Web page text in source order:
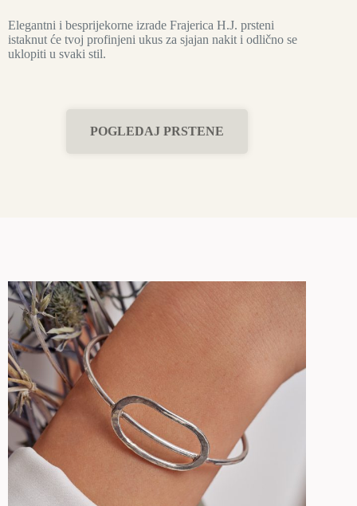
Elegantni i besprijekorne izrade Frajerica H.J. prsteni
istaknut će tvoj profinjeni ukus za sjajan nakit i odlično se
uklopiti u svaki stil.
POGLEDAJ PRSTENE